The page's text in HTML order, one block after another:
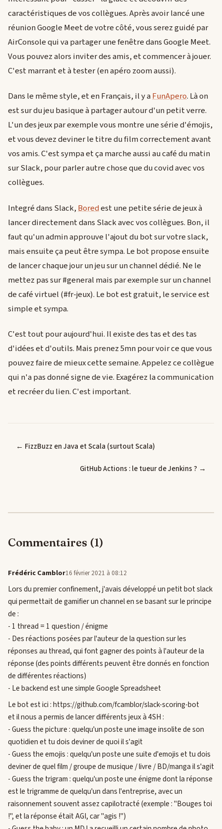
caractéristiques de vos collègues. Après avoir lancé une
réunion Google Meet de votre côté, vous serez guidé par
AirConsole qui va partager une fenêtre dans Google Meet.
Vous pouvez alors inviter des amis, et commencer à jouer.
C'est marrant et à tester (en apéro zoom aussi).
Dans le même style, et en Français, il y aFunApero. Là on
est sur du jeu basique à partager autour d'un petit verre.
L'un des jeux par exemple vous montre une série d'émojis,
et vous devez deviner le titre du film correctement avant
vos amis. C'est sympa et ça marche aussi au café du matin
sur Slack, pour parler autre chose que du covid avec vos
collègues.
Integré dans Slack, Boredest une petite série de jeux à
lancer directement dans Slack avec vos collègues. Bon, il
faut qu'un admin approuve l'ajout du bot sur votre slack,
mais ensuite ça peut être sympa. Le bot propose ensuite
de lancer chaque jour un jeu sur un channel dédié. Ne le
mettez pas sur #general mais par exemple sur un channel
de café virtuel (#fr-jeux). Le bot est gratuit, le service est
simple et sympa.
C'est tout pour aujourd'hui. Il existe des tas et des tas
d'idées et d'outils. Mais prenez 5mn pour voir ce que vous
pouvez faire de mieux cette semaine. Appelez ce collègue
qui n'a pas donné signe de vie. Exagérez la communication
et recréer du lien. C'est important.
← FizzBuzz en Java et Scala (surtout Scala)
GitHub Actions : le tueur de Jenkins ? →
Commentaires (1)
Frédéric Camblor16 février 2021 à 08:12
Lors du premier confinement, j'avais développé un petit bot slack
qui permettait de gamifier un channel en se basant sur le principe
de :
- 1 thread = 1 question / énigme
- Des réactions posées par l'auteur de la question sur les
réponses au thread, qui font gagner des points à l'auteur de la
réponse (des points différents peuvent être donnés en fonction
de différentes réactions)
- Le backend est une simple Google Spreadsheet
Le bot est ici : https://github.com/fcamblor/slack-scoring-bot
et il nous a permis de lancer différents jeux à 4SH :
- Guess the picture : quelqu'un poste une image insolite de son
quotidien et tu dois deviner de quoi il s'agit
- Guess the emojis : quelqu'un poste une suite d'emojis et tu dois
deviner de quel film / groupe de musique / livre / BD/manga il s'agit
- Guess the trigram : quelqu'un poste une énigme dont la réponse
est le trigramme de quelqu'un dans l'entreprise, avec un
raisonnement souvent assez capilotracté (exemple : "Bouges toi
!", et la réponse était AGI, car "agis !")